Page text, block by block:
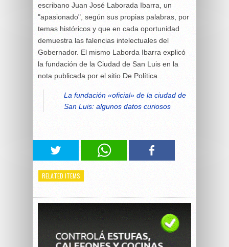
escribano Juan José Laborada Ibarra, un
"apasionado", según sus propias palabras, por
temas históricos y que en cada oportunidad
demuestra las falencias intelectuales del
Gobernador. El mismo Laborda Ibarra explicó
la fundación de la Ciudad de San Luis en la
nota publicada por el sitio De Política.
La fundación «oficial» de la ciudad de
San Luis: algunos datos curiosos
RELATED ITEMS